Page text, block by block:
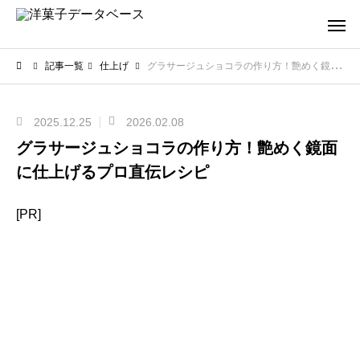
記事一覧 仕上げ グラサージュショコラの作り方！艶めく鏡面に仕上げるプロ直伝レシピ
2025.12.25 2026.02.08
グラサージュショコラの作り方！艶めく鏡面
に仕上げるプロ直伝レシピ
[PR]